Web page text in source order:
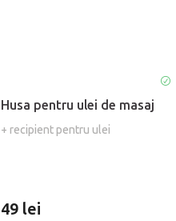
Husa pentru ulei de masaj
+ recipient pentru ulei
a
produsului
stele.
49 lei